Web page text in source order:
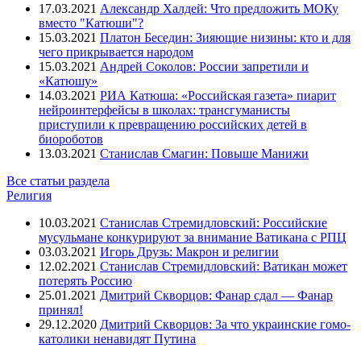
17.03.2021 Александр Халдей: Что предложить МОКу
вместо "Катюши"?
15.03.2021 Платон Беседин: Зияющие низины: кто и для
чего прикрывается народом
15.03.2021 Андрей Соколов: России запретили и
«Катюшу»
14.03.2021 РИА Катюша: «Российская газета» пиарит
нейроинтерфейсы в школах: трансгуманисты
приступили к превращению российских детей в
биороботов
13.03.2021 Станислав Смагин: Повыше Манижи
Все статьи раздела
Религия
10.03.2021 Станислав Стремидловский: Российские
мусульмане конкурируют за внимание Ватикана с РПЦ
03.03.2021 Игорь Друзь: Макрон и религии
12.02.2021 Станислав Стремидловский: Ватикан может
потерять Россию
25.01.2021 Дмитрий Скворцов: Фанар сдал — Фанар
принял!
29.12.2020 Дмитрий Скворцов: За что украинские гомо-
католики ненавидят Путина